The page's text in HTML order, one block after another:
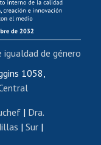
1058,
| Dra.
| Sur |
de género